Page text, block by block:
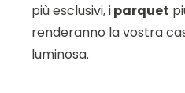
più esclusivi, iparquet
renderanno la vostra
luminosa.